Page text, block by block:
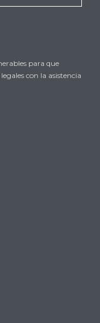
para que
con la asistencia